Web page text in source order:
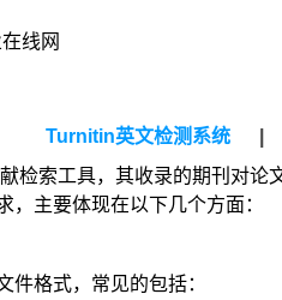
线网
Turnitin英文检测系统
检索工具，其收录的期刊对
主要体现在以下几个方面：
件格式，常见的包括：